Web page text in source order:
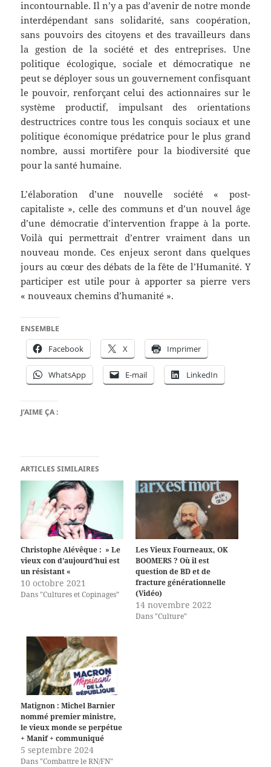
incontournable. Il n’y a pas d’avenir de notre monde
interdépendant sans solidarité, sans coopération,
sans pouvoirs des citoyens et des travailleurs dans
la gestion de la société et des entreprises. Une
politique écologique, sociale et démocratique ne
peut se déployer sous un gouvernement confisquant
le pouvoir, renforçant celui des actionnaires sur le
système productif, impulsant des orientations
destructrices contre tous les conquis sociaux et une
politique économique prédatrice pour le plus grand
nombre, aussi mortifère pour la biodiversité que
pour la santé humaine.
L’élaboration d’une nouvelle société « post-
capitaliste », celle des communs et d’un nouvel âge
d’une démocratie d’intervention frappe à la porte.
Voilà qui permettrait d’entrer vraiment dans un
nouveau monde. Ces enjeux seront dans quelques
jours au cœur des débats de la fête de l’Humanité. Y
participer est utile pour à apporter sa pierre vers
« nouveaux chemins d’humanité ».
ENSEMBLE
Facebook X Imprimer
WhatsApp E-mail LinkedIn
J’AIME ÇA :
ARTICLES SIMILAIRES
Christophe Alévêque : » Le
vieux con d’aujourd’hui est
un résistant «
10 octobre 2021
Dans "Cultures et Copinages"
Les Vieux Fourneaux, OK
BOOMERS ? Où il est
question de BD et de
fracture générationnelle
(Vidéo)
14 novembre 2022
Dans "Culture"
Matignon : Michel Barnier
nommé premier ministre,
le vieux monde se perpétue
+ Manif + communiqué
5 septembre 2024
Dans "Combattre le RN/FN"